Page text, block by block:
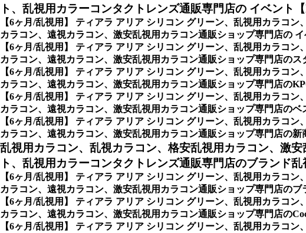
ト、乱視用カラーコンタクトレンズ通販専門店の イベント【
【6ヶ月/乱視用】 ティアラ アリア シリコン グリーン、乱視用カラコ
カラコン、遠視カラコン、激安乱視用カラコン通販ショップ専門店の イ
【6ヶ月/乱視用】 ティアラ アリア シリコン グリーン、乱視用カラコ
カラコン、遠視カラコン、激安乱視用カラコン通販ショップ専門店のス
【6ヶ月/乱視用】 ティアラ アリア シリコン グリーン、乱視用カラコ
カラコン、遠視カラコン、激安乱視用カラコン通販ショップ専門店の
【6ヶ月/乱視用】 ティアラ アリア シリコン グリーン、乱視用カラコ
カラコン、遠視カラコン、激安乱視用カラコン通販ショップ専門店のベ
【6ヶ月/乱視用】 ティアラ アリア シリコン グリーン、乱視用カラコ
カラコン、遠視カラコン、激安乱視用カラコン通販ショップ専門店の新
乱視用カラコン、乱視カラコン、格安乱視用カラコン、激
ト、乱視用カラーコンタクトレンズ通販専門店のブランド
【6ヶ月/乱視用】 ティアラ アリア シリコン グリーン、乱視用カラコ
カラコン、遠視カラコン、激安乱視用カラコン通販ショップ専門店のブ
【6ヶ月/乱視用】 ティアラ アリア シリコン グリーン、乱視用カラコ
カラコン、遠視カラコン、激安乱視用カラコン通販ショップ専門店の
【6ヶ月/乱視用】 ティアラ アリア シリコン グリーン、乱視用カラコ